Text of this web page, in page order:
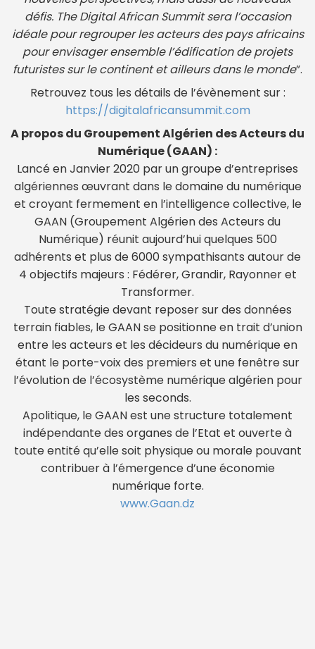
défis. The Digital African Summit sera l’occasion
idéale pour regrouper les acteurs des pays africains
pour envisager ensemble l’édification de projets
futuristes sur le continent et ailleurs dans le monde”.
Retrouvez tous les détails de l’évènement sur :
https://digitalafricansummit.com
A propos du Groupement Algérien des Acteurs du
Numérique (GAAN) :
Lancé en Janvier 2020 par un groupe d’entreprises
algériennes œuvrant dans le domaine du numérique
et croyant fermement en l’intelligence collective, le
GAAN (Groupement Algérien des Acteurs du
Numérique) réunit aujourd’hui quelques 500
adhérents et plus de 6000 sympathisants autour de
4 objectifs majeurs : Fédérer, Grandir, Rayonner et
Transformer.
Toute stratégie devant reposer sur des données
terrain fiables, le GAAN se positionne en trait d’union
entre les acteurs et les décideurs du numérique en
étant le porte-voix des premiers et une fenêtre sur
l’évolution de l’écosystème numérique algérien pour
les seconds.
Apolitique, le GAAN est une structure totalement
indépendante des organes de l’Etat et ouverte à
toute entité qu’elle soit physique ou morale pouvant
contribuer à l’émergence d’une économie
numérique forte.
www.Gaan.dz